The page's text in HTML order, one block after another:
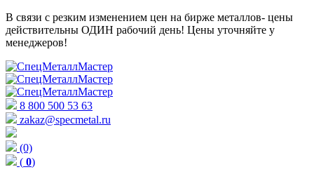
В связи с резким изменением цен на бирже металлов- цены
действительны ОДИН рабочий день! Цены уточняйте у
менеджеров!
8 800 500 53 63
zakaz@specmetal.ru
(0)
( 0)